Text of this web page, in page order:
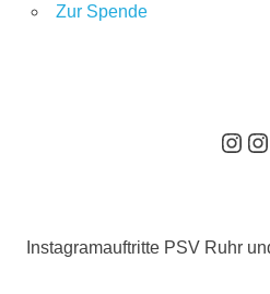
Zur Spende
Hier geht es zum Instagram Auftritt des PSV Ruhr
Hier geht es
Instagramauftritte PSV Ruhr